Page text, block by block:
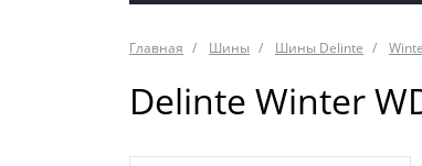
Главная Шины Шины Delinte
Delinte Winter